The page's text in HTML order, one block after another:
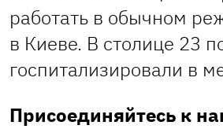
работать в обычном
в Киеве. В столице 23
госпитализировали в
Присоединяйтесь к